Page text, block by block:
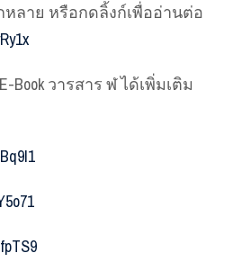
ลาย หรือกดลิ้งก์เพื่ออ่านต่อ
วารสาร ฬ ได้เพิ่มเติม